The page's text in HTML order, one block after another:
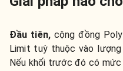
Đầu tiên, cộng đồng
Limit tuỳ thuộc vào
Nếu khối trước đó có